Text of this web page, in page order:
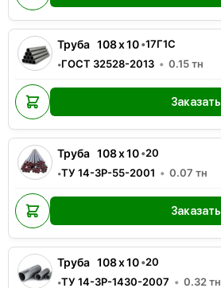
Труба 108x10•17Г1С
•ГОСТ 32528-2013 0.15тн
Заказать
Труба 108x10•20
•ТУ 14-3Р-55-2001 0.07 тн
Заказать
Труба 108x10•20
•ТУ 14-3Р-1430-2007 0.32 тн